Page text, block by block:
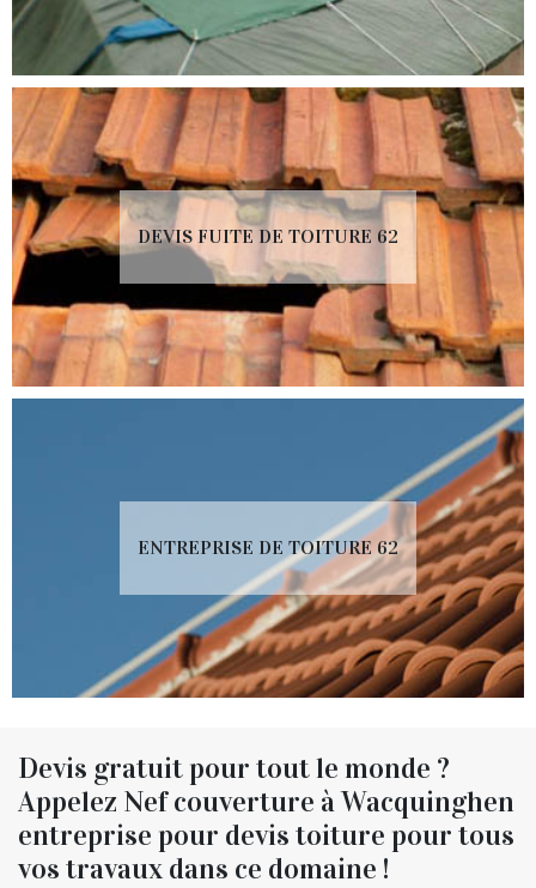
DEVIS FUITE DE TOITURE 62
ENTREPRISE DE TOITURE 62
Devis gratuit pour tout le monde ?
Appelez Nef couverture à Wacquinghen
entreprise pour devis toiture pour tous
vos travaux dans ce domaine !